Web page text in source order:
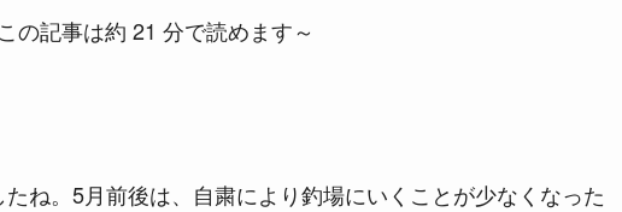
の記事は約 21 分で読めます～
ね。5月前後は、自粛により釣場にいくことが少なくなった